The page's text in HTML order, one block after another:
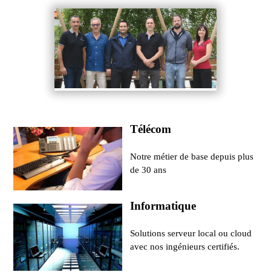
Télécom
Notre métier de base depuis plus
de 30 ans
Informatique
Solutions serveur local ou cloud
avec nos ingénieurs certifiés.